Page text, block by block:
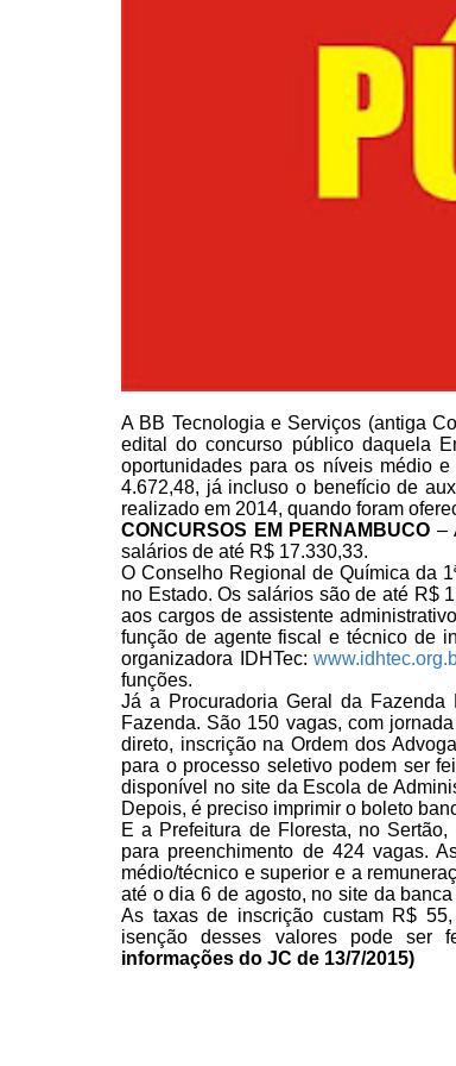
A BB Tecnologia e Serviços (antiga
edital do concurso público daquela
oportunidades para os níveis médio e
4.672,48, jáincluso o benefício de
realizado em 2014, quando foram
CONCURSOS EM PERNAMBUCO –
salários de até R$ 17.330,33.
O Conselho Regional de Química da
no Estado. Os salários são de até R$
aos cargos de assistente
função deagente fiscal e técnico de
organizadora IDHTec:
funções.
Já a Procuradoria ­Geral da Fazenda
Fazenda. São 150 vagas, comjornada
direto, inscrição na Ordem dos
para o processo seletivo podem ser
disponível no site da Escola de
Depois, é preciso imprimir o boleto
E a Prefeitura de Floresta, no Sertão,
para preenchimento de 424 vagas.
médio/técnico e superior e a
até o dia 6 deagosto, no site da
As taxas de inscrição custam R$
isenção desses valores pode ser
informações do JC de 13/7/2015)